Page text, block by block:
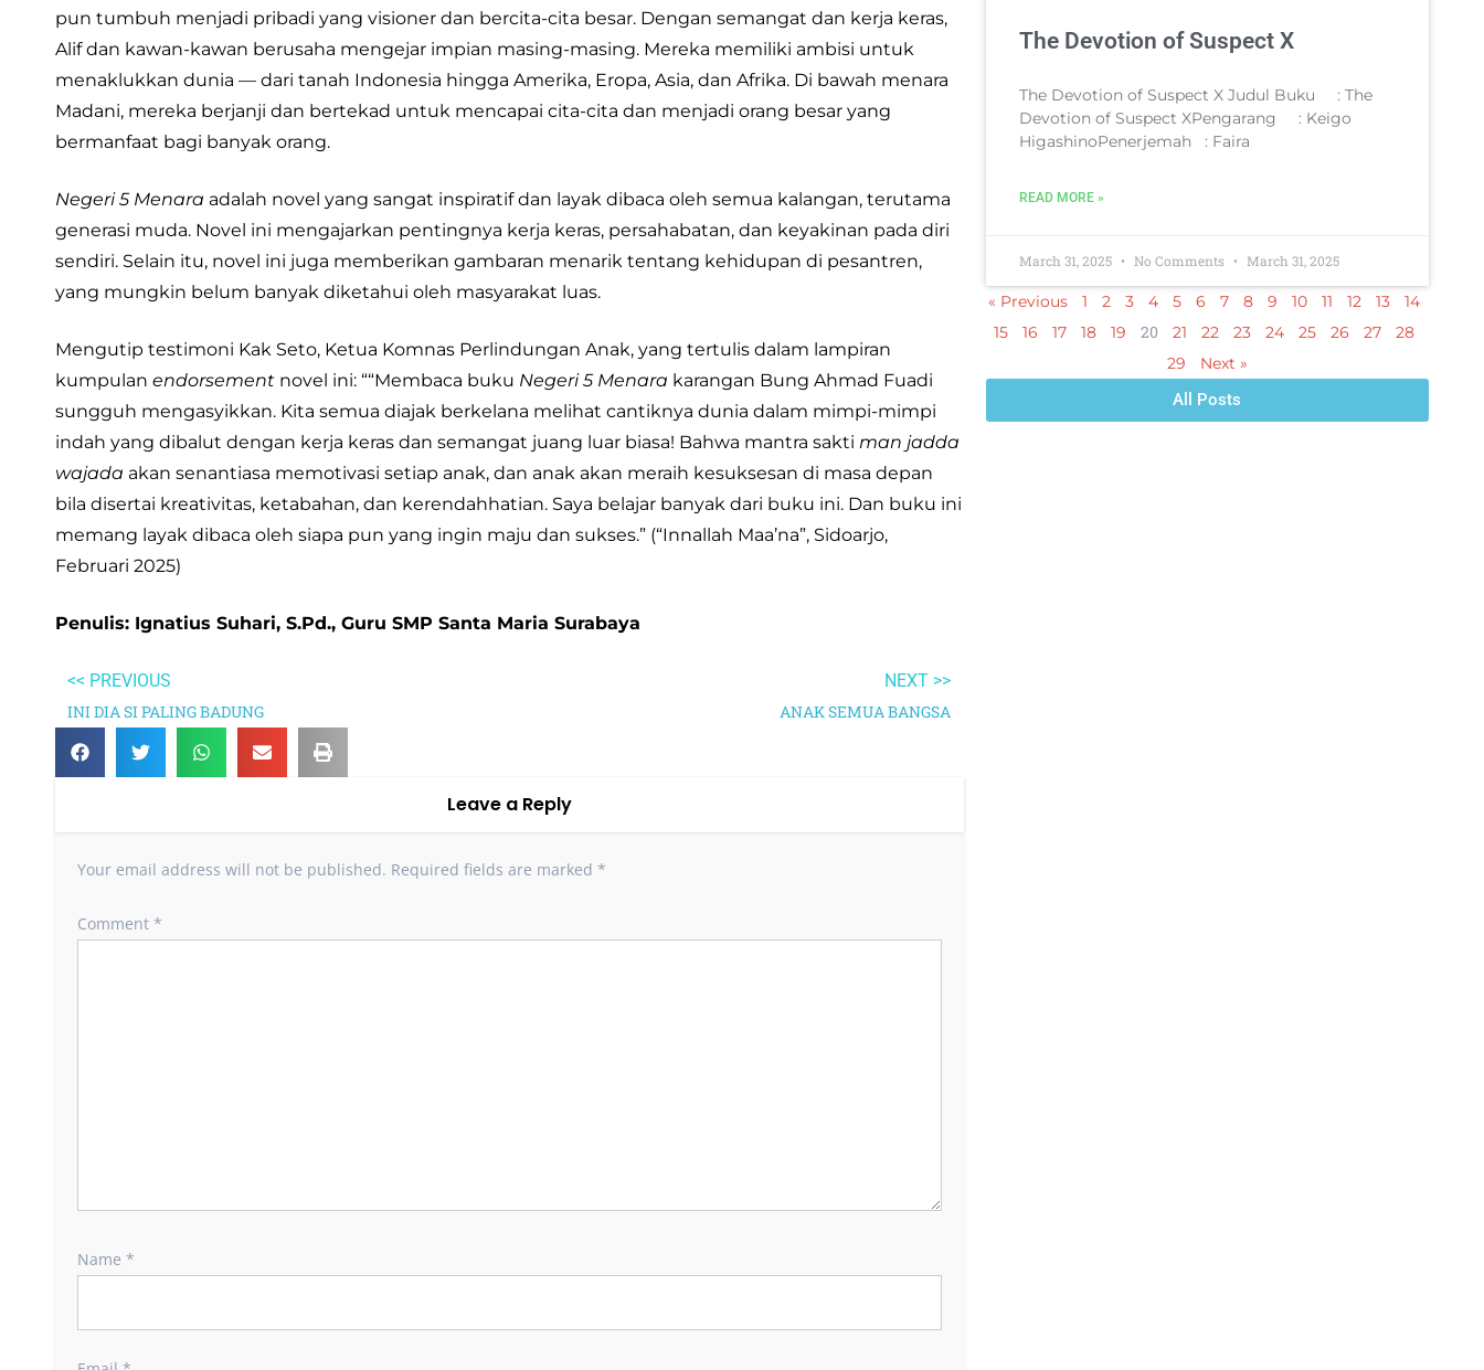
pun tumbuh menjadi pribadi yang visioner dan bercita-cita besar. Dengan semangat dan kerja keras,
Alif dan kawan-kawan berusaha mengejar impian masing-masing. Mereka memiliki ambisi untuk
menaklukkan dunia — dari tanah Indonesia hingga Amerika, Eropa, Asia, dan Afrika. Di bawah menara
Madani, mereka berjanji dan bertekad untuk mencapai cita-cita dan menjadi orang besar yang
bermanfaat bagi banyak orang.
Negeri 5 Menara adalah novel yang sangat inspiratif dan layak dibaca oleh semua kalangan, terutama
generasi muda. Novel ini mengajarkan pentingnya kerja keras, persahabatan, dan keyakinan pada diri
sendiri. Selain itu, novel ini juga memberikan gambaran menarik tentang kehidupan di pesantren,
yang mungkin belum banyak diketahui oleh masyarakat luas.
Mengutip testimoni Kak Seto, Ketua Komnas Perlindungan Anak, yang tertulis dalam lampiran
kumpulan endorsement novel ini: ““Membaca buku Negeri 5 Menara karangan Bung Ahmad Fuadi
sungguh mengasyikkan. Kita semua diajak berkelana melihat cantiknya dunia dalam mimpi-mimpi
indah yang dibalut dengan kerja keras dan semangat juang luar biasa! Bahwa mantra sakti man jadda
wajada akan senantiasa memotivasi setiap anak, dan anak akan meraih kesuksesan di masa depan
bila disertai kreativitas, ketabahan, dan kerendahhatian. Saya belajar banyak dari buku ini. Dan buku ini
memang layak dibaca oleh siapa pun yang ingin maju dan sukses.” (“Innallah Maa’na”, Sidoarjo,
Februari 2025)
Penulis: Ignatius Suhari, S.Pd., Guru SMP Santa Maria Surabaya
<< PREVIOUS
INI DIA SI PALING BADUNG
NEXT >>
ANAK SEMUA BANGSA
Leave a Reply
Your email address will not be published. Required fields are marked *
Comment *
Name *
The Devotion of Suspect X
The Devotion of Suspect X Judul Buku : The
Devotion of Suspect XPengarang : Keigo
HigashinoPenerjemah : Faira
READ MORE »
March 31, 2025 No Comments March 31, 2025
« Previous 1 2 3 4 5 6 7 8 9 10 11 12 13
14
15
16 17 18 19 20 21 22 23 24 25 26 27
28
29
Next »
All Posts